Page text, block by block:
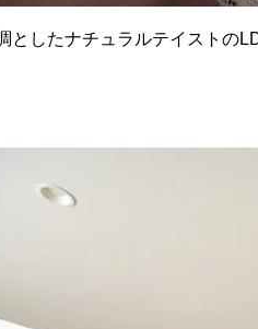
としたナチュラルテイストの